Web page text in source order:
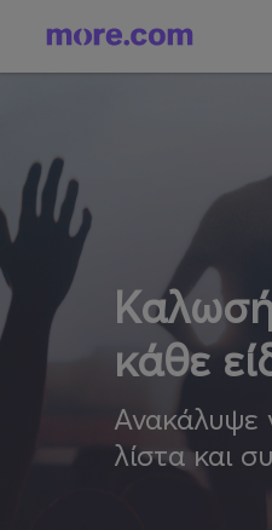
κάθε
Ανακάλυψε
λίστα και